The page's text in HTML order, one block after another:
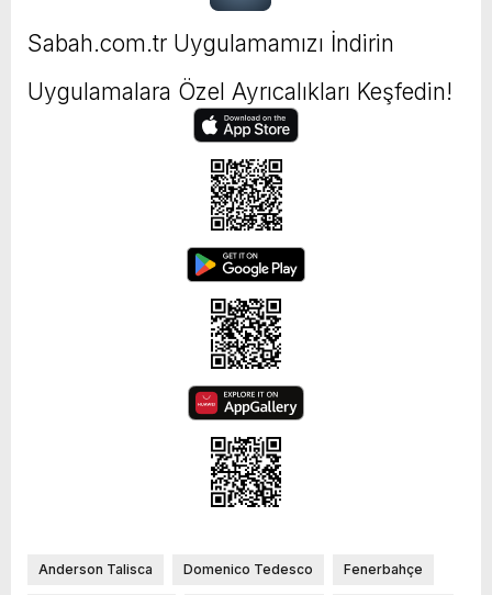
Sabah.com.tr Uygulamamızı İndirin
Uygulamalara Özel Ayrıcalıkları Keşfedin!
Anderson Talisca Domenico Tedesco Fenerbahçe